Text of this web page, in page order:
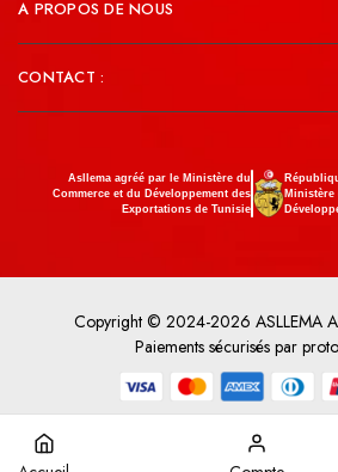
A PROPOS DE NOUS
CONTACT :
Asllema agréé par le Ministère du
Commerce et du Développement des
Exportations de Tunisie
Ministère
Copyright © 2024-2026 ASLLEMA
Paiements sécurisés par